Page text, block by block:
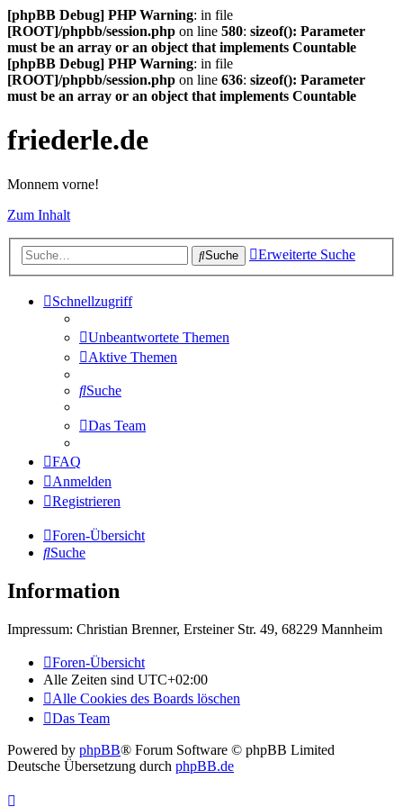
[phpBB Debug] PHP Warning: in file
[ROOT]/phpbb/session.php on line 580: sizeof(): Parameter
must be an array or an object that implements Countable
[phpBB Debug] PHP Warning: in file
[ROOT]/phpbb/session.php on line 636: sizeof(): Parameter
must be an array or an object that implements Countable
friederle.de
Monnem vorne!
Zum Inhalt
Suche Erweiterte Suche
Schnellzugriff
Unbeantwortete Themen
Aktive Themen
Suche
Das Team
FAQ
Anmelden
Registrieren
Foren-Übersicht
Suche
Information
Impressum: Christian Brenner, Ersteiner Str. 49, 68229 Mannheim
Foren-Übersicht
Alle Zeiten sind UTC+02:00
Alle Cookies des Boards löschen
Das Team
Powered by phpBB® Forum Software © phpBB Limited
Deutsche Übersetzung durch phpBB.de